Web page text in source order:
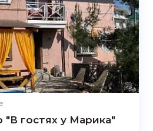
"В гостях у Марика"
5.0